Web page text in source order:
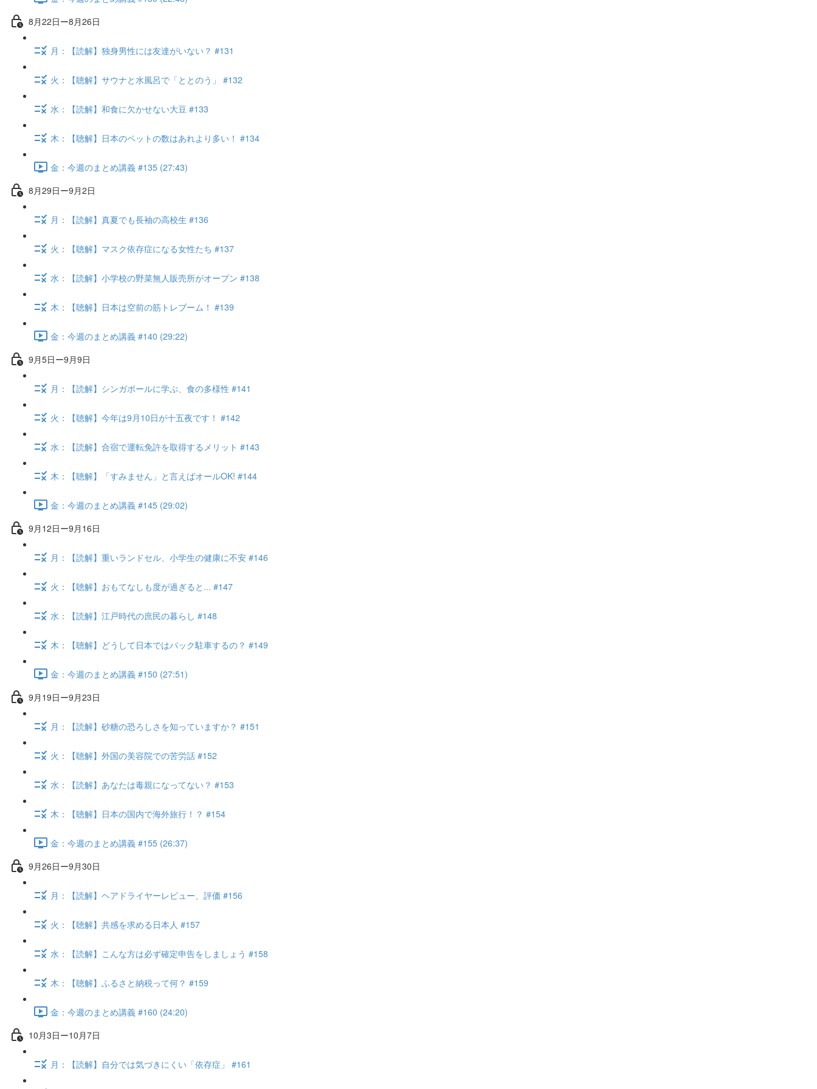
8月22日ー8月26日
月：【読解】独身男性には友達がいない？ #131
火：【聴解】サウナと水風呂で「ととのう」 #132
水：【読解】和食に欠かせない大豆 #133
木：【聴解】日本のペットの数はあれより多い！ #134
金：今週のまとめ講義 #135 (27:43)
8月29日ー9月2日
月：【読解】真夏でも長袖の高校生 #136
火：【聴解】マスク依存症になる女性たち #137
水：【読解】小学校の野菜無人販売所がオープン #138
木：【聴解】日本は空前の筋トレブーム！ #139
金：今週のまとめ講義 #140 (29:22)
9月5日ー9月9日
月：【読解】シンガポールに学ぶ、食の多様性 #141
火：【聴解】今年は9月10日が十五夜です！ #142
水：【読解】合宿で運転免許を取得するメリット #143
木：【聴解】「すみません」と言えばオールOK! #144
金：今週のまとめ講義 #145 (29:02)
9月12日ー9月16日
月：【読解】重いランドセル、小学生の健康に不安 #146
火：【聴解】おもてなしも度が過ぎると... #147
水：【読解】江戸時代の庶民の暮らし #148
木：【聴解】どうして日本ではバック駐車するの？ #149
金：今週のまとめ講義 #150 (27:51)
9月19日ー9月23日
月：【読解】砂糖の恐ろしさを知っていますか？ #151
火：【聴解】外国の美容院での苦労話 #152
水：【読解】あなたは毒親になってない？ #153
木：【聴解】日本の国内で海外旅行！？ #154
金：今週のまとめ講義 #155 (26:37)
9月26日ー9月30日
月：【読解】ヘアドライヤーレビュー、評価 #156
火：【聴解】共感を求める日本人 #157
水：【読解】こんな方は必ず確定申告をしましょう #158
木：【聴解】ふるさと納税って何？ #159
金：今週のまとめ講義 #160 (24:20)
10月3日ー10月7日
月：【読解】自分では気づきにくい「依存症」 #161